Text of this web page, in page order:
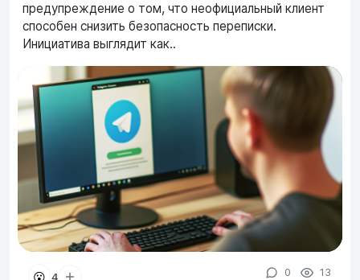
предупреждение о том, что неофициальный клиент
способен снизить безопасность переписки.
Инициатива выглядит как..
😮 4 0 13